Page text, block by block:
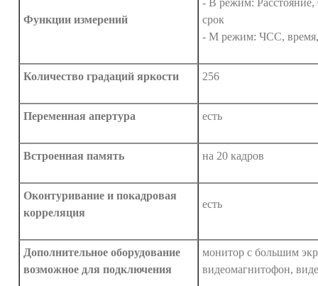
Функции измерений
срок
- M режим: ЧСС,
Количество градаций яркости 256
Переменная апертура есть
Встроенная память на 20 кадров
Оконтуривание и покадровая
корреляция
есть
Дополнительное оборудование
возможное для подключения
монитор с большим
видеомагнитофон,